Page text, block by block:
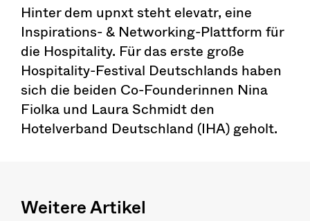
Hinter dem upnxt steht elevatr, eine
Inspirations- & Networking-Plattform für
die Hospitality. Für das erste große
Hospitality-Festival Deutschlands haben
sich die beiden Co-Founderinnen Nina
Fiolka und Laura Schmidt den
Hotelverband Deutschland (IHA) geholt.
Weitere Artikel